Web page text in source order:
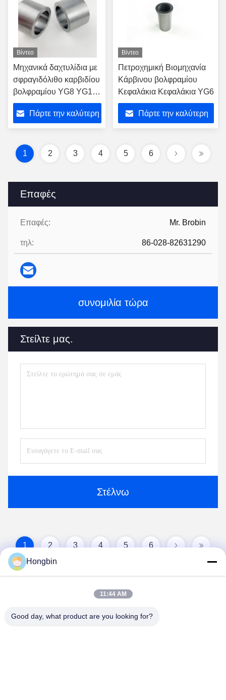
Επαφές
Επαφές: Mr. Brobin
τηλ: 86-028-82631290
συνομιλία τώρα
Στείλτε μας.
Στέλνω
Βίντεο
Μηχανικά δαχτυλίδια με
σφραγιδόλιθο καρβιδίου
βολφραμίου YG8 YG11
YG13 για την υδραντλία
Πάρτε την καλύτερη
Βίντεο
Πετροχημική Βιομηχανία
Κάρβινου βολφραμίου
Κεφαλάκια Κεφαλάκια YG6
Πάρτε την καλύτερη
1 2 3 4 5 6
1 2 3 4 5 6
Hongbin
11:44 AM
Good day, what product are you looking for?